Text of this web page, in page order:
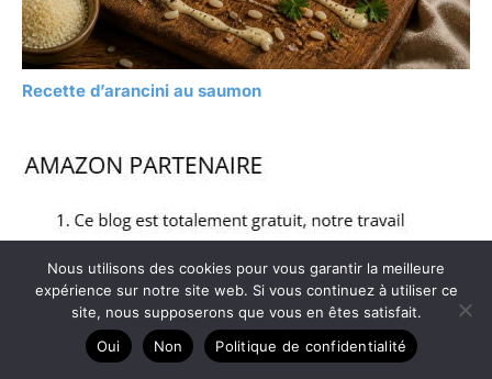
Recette d’arancini au saumon
Nous utilisons des cookies pour vous garantir la meilleure
expérience sur notre site web. Si vous continuez à utiliser ce
site, nous supposerons que vous en êtes satisfait.
Oui
Non Politique de confidentialité